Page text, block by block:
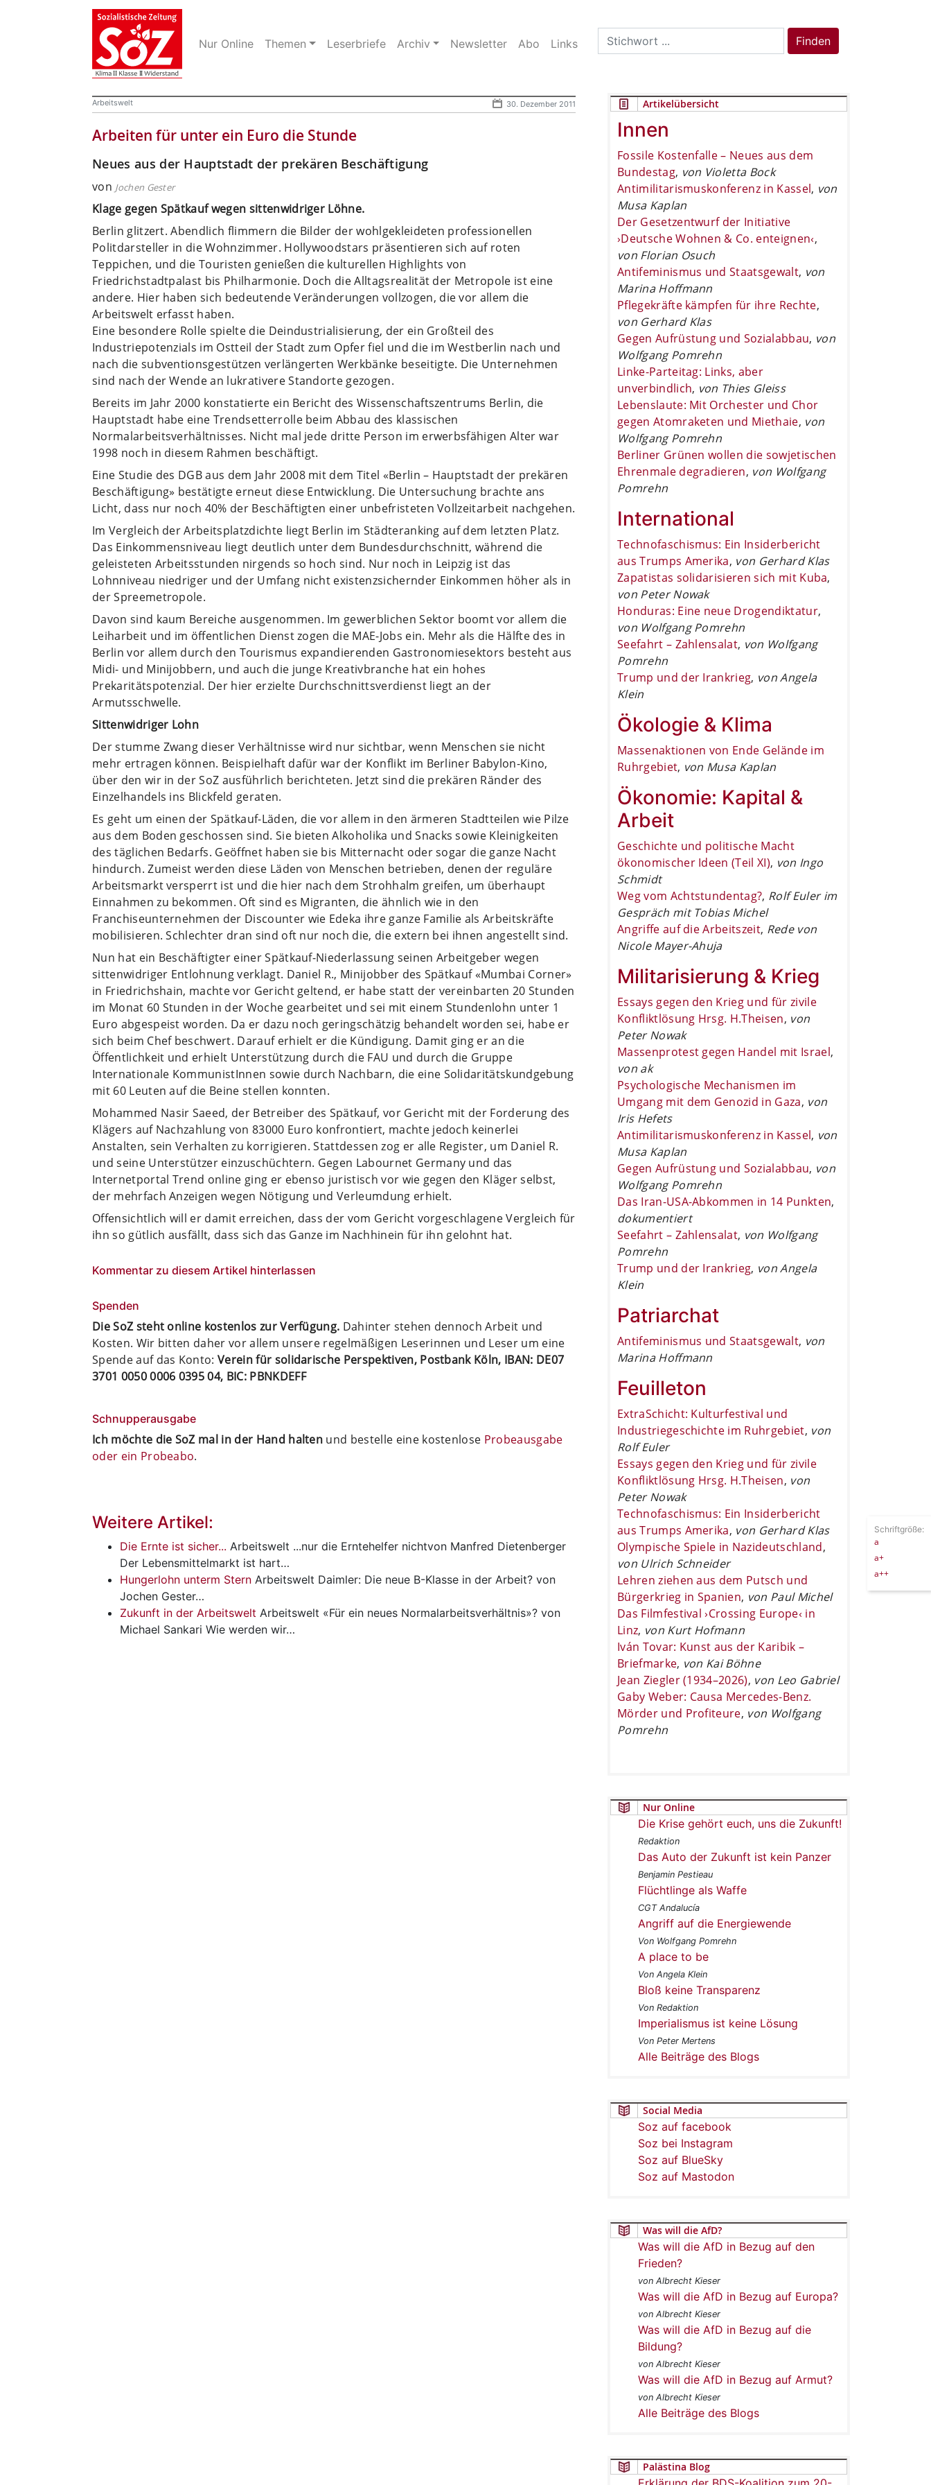
Nur Online Themen Leserbriefe Archiv Newsletter Abo Links
Search
for:
Finden
Arbeitswelt 30. Dezember 2011
Arbeiten für unter ein Euro die Stunde
Neues aus der Hauptstadt der prekären Beschäftigung
von Jochen Gester
Klage gegen Spätkauf wegen sittenwidriger Löhne.
Berlin glitzert. Abendlich flimmern die Bilder der wohlgekleideten professionellen
Politdarsteller in die Wohnzimmer. Hollywoodstars präsentieren sich auf roten
Teppichen, und die Touristen genießen die kulturellen Highlights von
Friedrichstadtpalast bis Philharmonie. Doch die Alltagsrealität der Metropole ist eine
andere. Hier haben sich bedeutende Veränderungen vollzogen, die vor allem die
Arbeitswelt erfasst haben.
Eine besondere Rolle spielte die Deindustrialisierung, der ein Großteil des
Industriepotenzials im Ostteil der Stadt zum Opfer fiel und die im Westberlin nach und
nach die subventionsgestützen verlängerten Werkbänke beseitigte. Die Unternehmen
sind nach der Wende an lukrativere Standorte gezogen.
Bereits im Jahr 2000 konstatierte ein Bericht des Wissenschaftszentrums Berlin, die
Hauptstadt habe eine Trendsetterrolle beim Abbau des klassischen
Normalarbeitsverhältnisses. Nicht mal jede dritte Person im erwerbsfähigen Alter war
1998 noch in diesem Rahmen beschäftigt.
Eine Studie des DGB aus dem Jahr 2008 mit dem Titel «Berlin – Hauptstadt der prekären
Beschäftigung» bestätigte erneut diese Entwicklung. Die Untersuchung brachte ans
Licht, dass nur noch 40% der Beschäftigten einer unbefristeten Vollzeitarbeit nachgehen.
Im Vergleich der Arbeitsplatzdichte liegt Berlin im Städteranking auf dem letzten Platz.
Das Einkommensniveau liegt deutlich unter dem Bundesdurchschnitt, während die
geleisteten Arbeitsstunden nirgends so hoch sind. Nur noch in Leipzig ist das
Lohnniveau niedriger und der Umfang nicht existenzsichernder Einkommen höher als in
der Spreemetropole.
Davon sind kaum Bereiche ausgenommen. Im gewerblichen Sektor boomt vor allem die
Leiharbeit und im öffentlichen Dienst zogen die MAE-Jobs ein. Mehr als die Hälfte des in
Berlin vor allem durch den Tourismus expandierenden Gastronomiesektors besteht aus
Midi- und Minijobbern, und auch die junge Kreativbranche hat ein hohes
Prekaritätspotenzial. Der hier erzielte Durchschnittsverdienst liegt an der
Armutsschwelle.
Sittenwidriger Lohn
Der stumme Zwang dieser Verhältnisse wird nur sichtbar, wenn Menschen sie nicht
mehr ertragen können. Beispielhaft dafür war der Konflikt im Berliner Babylon-Kino,
über den wir in der SoZ ausführlich berichteten. Jetzt sind die prekären Ränder des
Einzelhandels ins Blickfeld geraten.
Es geht um einen der Spätkauf-Läden, die vor allem in den ärmeren Stadtteilen wie Pilze
aus dem Boden geschossen sind. Sie bieten Alkoholika und Snacks sowie Kleinigkeiten
des täglichen Bedarfs. Geöffnet haben sie bis Mitternacht oder sogar die ganze Nacht
hindurch. Zumeist werden diese Läden von Menschen betrieben, denen der reguläre
Arbeitsmarkt versperrt ist und die hier nach dem Strohhalm greifen, um überhaupt
Einnahmen zu bekommen. Oft sind es Migranten, die ähnlich wie in den
Franchiseunternehmen der Discounter wie Edeka ihre ganze Familie als Arbeitskräfte
mobilisieren. Schlechter dran sind oft nur noch die, die extern bei ihnen angestellt sind.
Nun hat ein Beschäftigter einer Spätkauf-Niederlassung seinen Arbeitgeber wegen
sittenwidriger Entlohnung verklagt. Daniel R., Minijobber des Spätkauf «Mumbai Corner»
in Friedrichshain, machte vor Gericht geltend, er habe statt der vereinbarten 20 Stunden
im Monat 60 Stunden in der Woche gearbeitet und sei mit einem Stundenlohn unter 1
Euro abgespeist worden. Da er dazu noch geringschätzig behandelt worden sei, habe er
sich beim Chef beschwert. Darauf erhielt er die Kündigung. Damit ging er an die
Öffentlichkeit und erhielt Unterstützung durch die FAU und durch die Gruppe
Internationale KommunistInnen sowie durch Nachbarn, die eine Solidaritätskundgebung
mit 60 Leuten auf die Beine stellen konnten.
Mohammed Nasir Saeed, der Betreiber des Spätkauf, vor Gericht mit der Forderung des
Klägers auf Nachzahlung von 83000 Euro konfrontiert, machte jedoch keinerlei
Anstalten, sein Verhalten zu korrigieren. Stattdessen zog er alle Register, um Daniel R.
und seine Unterstützer einzuschüchtern. Gegen Labournet Germany und das
Internetportal Trend online ging er ebenso juristisch vor wie gegen den Kläger selbst,
der mehrfach Anzeigen wegen Nötigung und Verleumdung erhielt.
Offensichtlich will er damit erreichen, dass der vom Gericht vorgeschlagene Vergleich für
ihn so gütlich ausfällt, dass sich das Ganze im Nachhinein für ihn gelohnt hat.
Kommentar zu diesem Artikel hinterlassen
Spenden
Die SoZ steht online kostenlos zur Verfügung. Dahinter stehen dennoch Arbeit und
Kosten. Wir bitten daher vor allem unsere regelmäßigen Leserinnen und Leser um eine
Spende auf das Konto:Verein für solidarische Perspektiven, Postbank Köln, IBAN: DE07
3701 0050 0006 0395 04, BIC: PBNKDEFF
Schnupperausgabe
Ich möchte die SoZ mal in der Hand halten und bestelle eine kostenlose Probeausgabe
oder ein Probeabo.
Weitere Artikel:
Die Ernte ist sicher... Arbeitswelt ...nur die Erntehelfer nichtvon Manfred Dietenberger
Der Lebensmittelmarkt ist hart…
Hungerlohn unterm Stern Arbeitswelt Daimler: Die neue B-Klasse in der Arbeit? von
Jochen Gester…
Zukunft in der Arbeitswelt Arbeitswelt «Für ein neues Normalarbeitsverhältnis»? von
Michael Sankari Wie werden wir…
Artikelübersicht
Innen
Fossile Kostenfalle – Neues aus dem
Bundestag, von Violetta Bock
Antimilitarismuskonferenz in Kassel, von
Musa Kaplan
Der Gesetzentwurf der Initiative
›Deutsche Wohnen & Co. enteignen‹,
von Florian Osuch
Antifeminismus und Staatsgewalt, von
Marina Hoffmann
Pflegekräfte kämpfen für ihre Rechte,
von Gerhard Klas
Gegen Aufrüstung und Sozialabbau, von
Wolfgang Pomrehn
Linke-Parteitag: Links, aber
unverbindlich, von Thies Gleiss
Lebenslaute: Mit Orchester und Chor
gegen Atomraketen und Miethaie, von
Wolfgang Pomrehn
Berliner Grünen wollen die sowjetischen
Ehrenmale degradieren, von Wolfgang
Pomrehn
International
Technofaschismus: Ein Insiderbericht
aus Trumps Amerika, von Gerhard Klas
Zapatistas solidarisieren sich mit Kuba,
von Peter Nowak
Honduras: Eine neue Drogendiktatur,
von Wolfgang Pomrehn
Seefahrt – Zahlensalat, von Wolfgang
Pomrehn
Trump und der Irankrieg, von Angela
Klein
Ökologie & Klima
Massenaktionen von Ende Gelände im
Ruhrgebiet, von Musa Kaplan
Ökonomie: Kapital &
Arbeit
Geschichte und politische Macht
ökonomischer Ideen (Teil XI), von Ingo
Schmidt
Weg vom Achtstundentag?, Rolf Euler im
Gespräch mit Tobias Michel
Angriffe auf die Arbeitszeit, Rede von
Nicole Mayer-Ahuja
Militarisierung & Krieg
Essays gegen den Krieg und für zivile
Konfliktlösung Hrsg. H.Theisen, von
Peter Nowak
Massenprotest gegen Handel mit Israel,
von ak
Psychologische Mechanismen im
Umgang mit dem Genozid in Gaza, von
Iris Hefets
Antimilitarismuskonferenz in Kassel, von
Musa Kaplan
Gegen Aufrüstung und Sozialabbau, von
Wolfgang Pomrehn
Das Iran-USA-Abkommen in 14 Punkten,
dokumentiert
Seefahrt – Zahlensalat, von Wolfgang
Pomrehn
Trump und der Irankrieg, von Angela
Klein
Patriarchat
Antifeminismus und Staatsgewalt, von
Marina Hoffmann
Feuilleton
ExtraSchicht: Kulturfestival und
Industriegeschichte im Ruhrgebiet, von
Rolf Euler
Essays gegen den Krieg und für zivile
Konfliktlösung Hrsg. H.Theisen, von
Peter Nowak
Technofaschismus: Ein Insiderbericht
aus Trumps Amerika, von Gerhard Klas
Olympische Spiele in Nazideutschland,
von Ulrich Schneider
Lehren ziehen aus dem Putsch und
Bürgerkrieg in Spanien, von Paul Michel
Das Filmfestival ›Crossing Europe‹ in
Linz, von Kurt Hofmann
Iván Tovar: Kunst aus der Karibik –
Briefmarke, von Kai Böhne
Jean Ziegler (1934–2026), von Leo Gabriel
Gaby Weber: Causa Mercedes-Benz.
Mörder und Profiteure, von Wolfgang
Pomrehn
Nur Online
Die Krise gehört euch, uns die Zukunft!
Redaktion
Das Auto der Zukunft ist kein Panzer
Benjamin Pestieau
Flüchtlinge als Waffe
CGT Andalucía
Angriff auf die Energiewende
Von Wolfgang Pomrehn
A place to be
Von Angela Klein
Bloß keine Transparenz
Von Redaktion
Imperialismus ist keine Lösung
Von Peter Mertens
Alle Beiträge des Blogs
Social Media
Soz auf facebook
Soz bei Instagram
Soz auf BlueSky
Soz auf Mastodon
Was will die AfD?
Was will die AfD in Bezug auf den
Frieden?
von Albrecht Kieser
Was will die AfD in Bezug auf Europa?
von Albrecht Kieser
Was will die AfD in Bezug auf die
Bildung?
von Albrecht Kieser
Was will die AfD in Bezug auf Armut?
von Albrecht Kieser
Alle Beiträge des Blogs
Palästina Blog
Schriftgröße:
a
a+
a++